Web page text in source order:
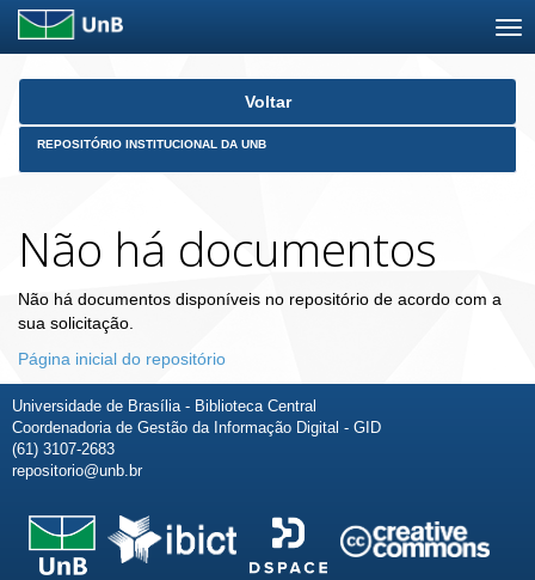
Skip
Voltar
REPOSITÓRIO INSTITUCIONAL DA UNB
Não há documentos
Não há documentos disponíveis no repositório de acordo com a
sua solicitação.
Página inicial do repositório
Universidade de Brasília - Biblioteca Central
Coordenadoria de Gestão da Informação Digital - GID
(61) 3107-2683
repositorio@unb.br